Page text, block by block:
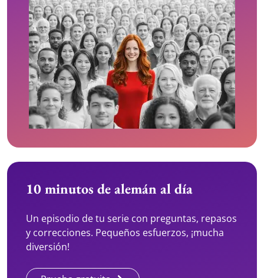
10 minutos de alemán al día
Un episodio de tu serie con preguntas, repasos
y correcciones. Pequeños esfuerzos, ¡mucha
diversión!